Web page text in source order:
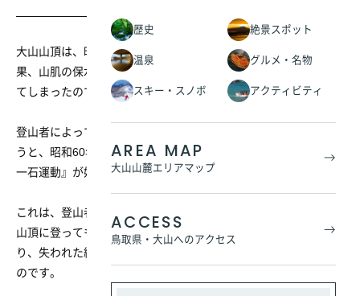
歴史 絶景スポット
温泉 グルメ・名物
スキー・スノボ アクティビティ
AREA MAP
大山山麓エリアマップ
ACCESS
鳥取県・大山へのアクセス
大山山頂は、昭和50年代から急激に緑が減少してしまい、その結
果、山肌の保水力が失われ、雨水による浸食溝がいたる所にでき
てしまったのです。
登山者によって踏み荒らされた大山の山頂に何とか緑を取り戻そ
うと、昭和60年『大山の頂上を保護する会』が結成され、『一木
一石運動』が始まりました。
これは、登山者に一木一石用に用意されている石や苗木を持って
山頂に登ってもらい、それらの石などで山頂の浸食溝を埋めた
り、失われた緑を復活させ、大山の山頂を守っていこうというも
のです。